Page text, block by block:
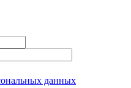
данных